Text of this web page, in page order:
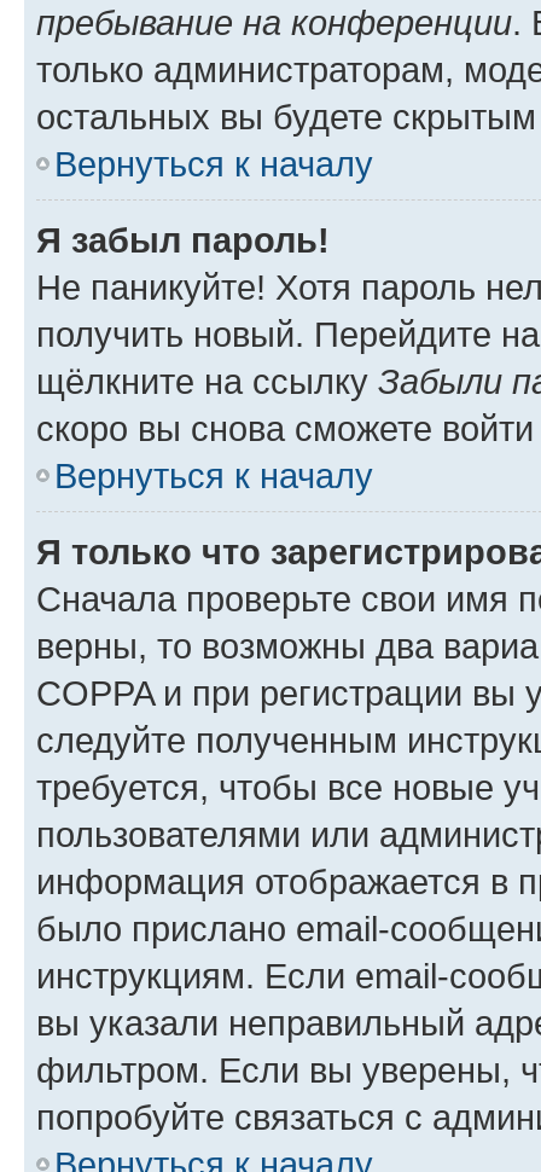
пребывание на конференции.
только администраторам,
остальных вы будете
Вернуться к началу
Я забыл пароль!
Не паникуйте! Хотя пароль
получить новый. Перейдите
щёлкните на ссылку Забыли
скоро вы снова сможете
Вернуться к началу
Я только что
Сначала проверьте свои имя
верны, то возможны два
COPPA и при регистрации вы
следуйте полученным
требуется, чтобы все новые
пользователями или
информация отображается в
было прислано email-
инструкциям. Если email-
вы указали неправильный
фильтром. Если вы уверены,
попробуйте связаться с
Вернуться к началу